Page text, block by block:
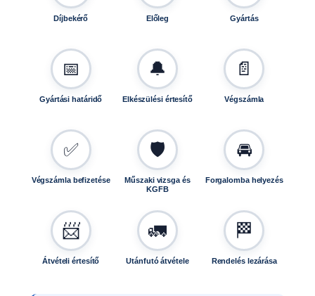
Díjbekérő Előleg Gyártás
📅
Gyártási határidő
🔔
Elkészülési értesítő
📄
Végszámla
✅
Végszámla befizetése
🛡️
Műszaki vizsga és
KGFB
🚘
Forgalomba helyezés
📨
Átvételi értesítő
🚛
Utánfutó átvétele
🏁
Rendelés lezárása